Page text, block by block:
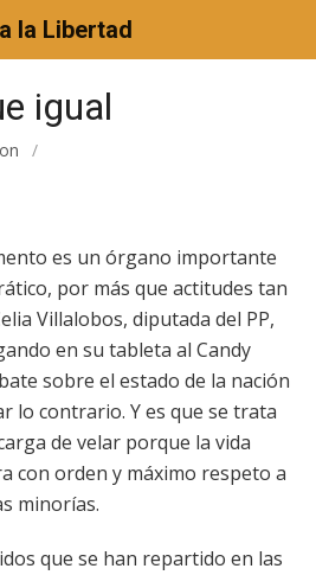
la Libertad
igual
/
es un órgano importante
por más que actitudes tan
Villalobos, diputada del PP,
en su tableta al Candy
sobre el estado de la nación
lo contrario. Y es que se trata
de velar porque la vida
con orden y máximo respeto a
minorías.
que se han repartido en las